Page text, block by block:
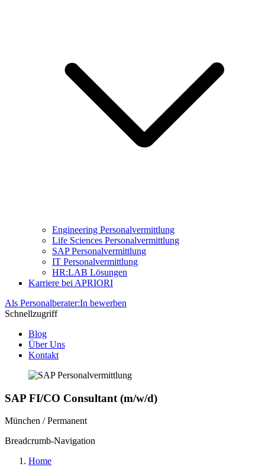
Engineering Personalvermittlung
Life Sciences Personalvermittlung
SAP Personalvermittlung
IT Personalvermittlung
HR:LAB Lösungen
Karriere bei APRIORI
Als Personalberater:In bewerben
Schnellzugriff
Blog
Über Uns
Kontakt
SAP FI/CO Consultant (m/w/d)
München / Permanent
Breadcrumb-Navigation
Home